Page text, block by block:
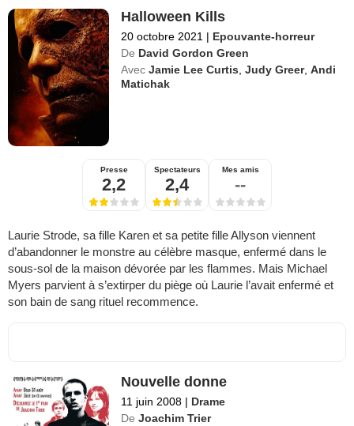
Halloween Kills
20 octobre 2021 | Epouvante-horreur
De David Gordon Green
Avec Jamie Lee Curtis,Judy Greer,Andi
Matichak
Presse
2,2
Spectateurs
2,4
Mes amis
--
Laurie Strode, sa fille Karen et sa petite fille Allyson viennent
d’abandonner le monstre au célèbre masque, enfermé dans le
sous-sol de la maison dévorée par les flammes. Mais Michael
Myers parvient à s’extirper du piège où Laurie l’avait enfermé et
son bain de sang rituel recommence.
Nouvelle donne
11 juin 2008 | Drame
De Joachim Trier